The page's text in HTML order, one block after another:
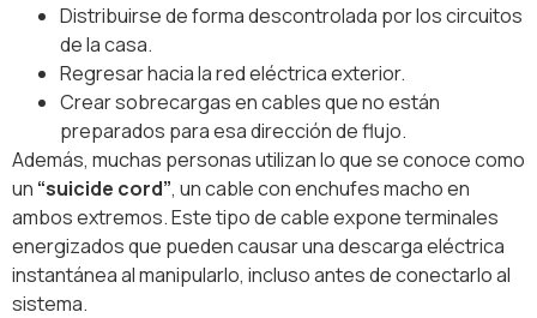
Distribuirse de forma descontrolada por los circuitos
de la casa.
Regresar hacia la red eléctrica exterior.
Crear sobrecargas en cables que no están
preparados para esa dirección de flujo.
Además, muchas personas utilizan lo que se conoce como
un “suicide cord”, un cable con enchufes macho en
ambos extremos. Este tipo de cable expone terminales
energizados que pueden causar una descarga eléctrica
instantánea al manipularlo, incluso antes de conectarlo al
sistema.